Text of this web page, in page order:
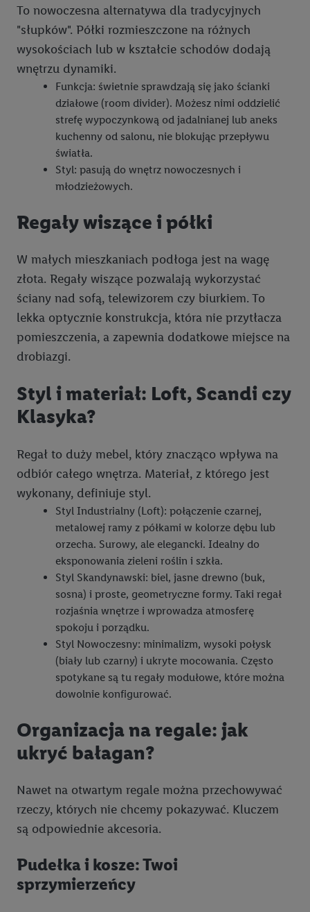
To nowoczesna alternatywa dla tradycyjnych
"słupków". Półki rozmieszczone na różnych
wysokościach lub w kształcie schodów dodają
wnętrzu dynamiki.
Funkcja: świetnie sprawdzają się jako ścianki
działowe (room divider). Możesz nimi oddzielić
strefę wypoczynkową od jadalnianej lub aneks
kuchenny od salonu, nie blokując przepływu
światła.
Styl: pasują do wnętrz nowoczesnych i
młodzieżowych.
Regały wiszące i półki
W małych mieszkaniach podłoga jest na wagę
złota. Regały wiszące pozwalają wykorzystać
ściany nad sofą, telewizorem czy biurkiem. To
lekka optycznie konstrukcja, która nie przytłacza
pomieszczenia, a zapewnia dodatkowe miejsce na
drobiazgi.
Styl i materiał: Loft, Scandi czy
Klasyka?
Regał to duży mebel, który znacząco wpływa na
odbiór całego wnętrza. Materiał, z którego jest
wykonany, definiuje styl.
Styl Industrialny (Loft): połączenie czarnej,
metalowej ramy z półkami w kolorze dębu lub
orzecha. Surowy, ale elegancki. Idealny do
eksponowania zieleni roślin i szkła.
Styl Skandynawski: biel, jasne drewno (buk,
sosna) i proste, geometryczne formy. Taki regał
rozjaśnia wnętrze i wprowadza atmosferę
spokoju i porządku.
Styl Nowoczesny: minimalizm, wysoki połysk
(biały lub czarny) i ukryte mocowania. Często
spotykane są tu regały modułowe, które można
dowolnie konfigurować.
Organizacja na regale: jak
ukryć bałagan?
Nawet na otwartym regale można przechowywać
rzeczy, których nie chcemy pokazywać. Kluczem
są odpowiednie akcesoria.
Pudełka i kosze: Twoi
sprzymierzeńcy